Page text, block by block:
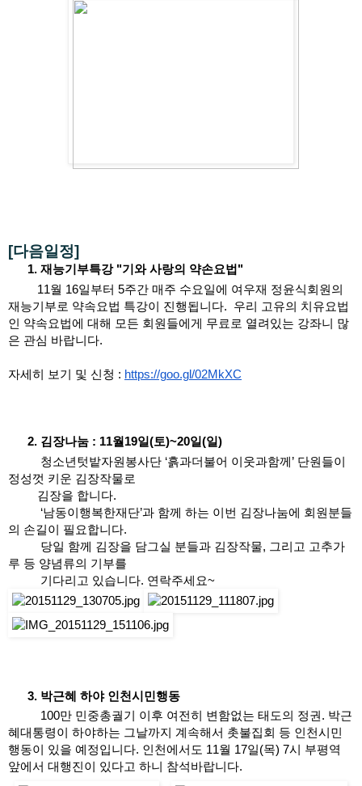
[다음일정]
재능기부특강 "기와 사랑의 약손요법"
11월 16일부터 5주간 매주 수요일에 여우재 정윤식회원의
재능기부로 약속요법 특강이 진행됩니다.  우리 고유의 치유요법
인 약속요법에 대해 모든 회원들에게 무료로 열려있는 강좌니 많
은 관심 바랍니다.
자세히 보기 및 신청 : https://goo.gl/02MkXC
김장나눔 : 11월19일(토)~20일(일)
청소년텃밭자원봉사단 ‘흙과더불어 이웃과함께’ 단원들이
정성껏 키운 김장작물로
김장을 합니다.
의 손길이 필요합니다.
루 등 양념류의 기부를
기다리고 있습니다. 연락주세요~
박근혜 하야 인천시민행동
100만 민중총궐기 이후 여전히 변함없는 태도의 정권. 박근
혜대통령이 하야하는 그날까지 계속해서 촛불집회 등 인천시민
행동이 있을 예정입니다. 인천에서도 11월 17일(목) 7시 부평역
앞에서 대행진이 있다고 하니 참석바랍니다.